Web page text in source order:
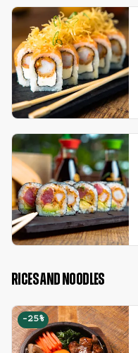
RICES AND NOODLES
-25%